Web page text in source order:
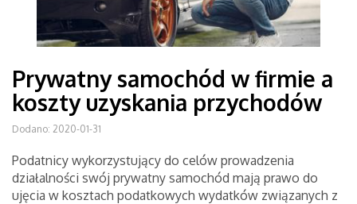
Prywatny samochód w firmie a
koszty uzyskania przychodów
Dodano: 2020-01-31
Podatnicy wykorzystujący do celów prowadzenia
działalności swój prywatny samochód mają prawo do
ujęcia w kosztach podatkowych wydatków związanych z